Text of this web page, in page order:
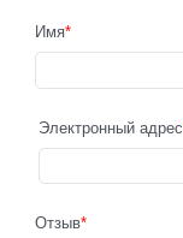
Имя
Электронный адрес
Отзыв